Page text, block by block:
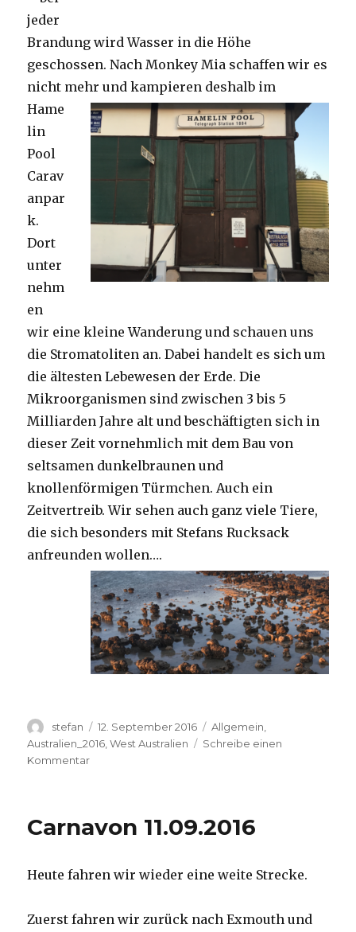
jeder
Brandung wird Wasser in die Höhe
geschossen. Nach Monkey Mia schaffen wir es
nicht mehr und kampieren deshalb im
Hame
lin
Pool
Carav
anpar
k.
Dort
unter
nehm
en
wir eine kleine Wanderung und schauen uns
die Stromatoliten an. Dabei handelt es sich um
die ältesten Lebewesen der Erde. Die
Mikroorganismen sind zwischen 3 bis 5
Milliarden Jahre alt und beschäftigten sich in
dieser Zeit vornehmlich mit dem Bau von
seltsamen dunkelbraunen und
knollenförmigen Türmchen. Auch ein
Zeitvertreib. Wir sehen auch ganz viele Tiere,
die sich besonders mit Stefans Rucksack
anfreunden wollen….
Autor
stefan
Veröffentlicht
am
12. September 2016 Kategorien
Allgemein
Australien_2016 ,West Australien
Schreibe einen
Kommentarzu
Carnavon 11.09.2016
Heute fahren wir wieder eine weite Strecke.
Zuerst fahren wir zurück nach Exmouth und